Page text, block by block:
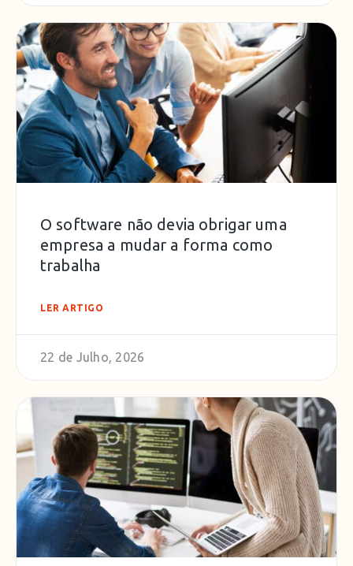
O software não devia obrigar uma
empresa a mudar a forma como
trabalha
LER ARTIGO
22 de Julho, 2026